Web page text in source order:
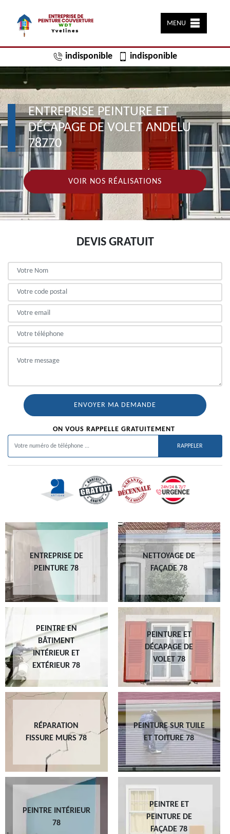
MENU
indisponible indisponible
ENTREPRISE PEINTURE ET
DÉCAPAGE DE VOLET ANDELU
78770
VOIR NOS RÉALISATIONS
DEVIS GRATUIT
ON VOUS RAPPELLE GRATUITEMENT
ENTREPRISE DE
PEINTURE 78
NETTOYAGE DE
FAÇADE 78
PEINTRE EN
BÂTIMENT
INTÉRIEUR ET
EXTÉRIEUR 78
PEINTURE ET
DÉCAPAGE DE
VOLET 78
RÉPARATION
FISSURE MURS 78
PEINTURE SUR TUILE
ET TOITURE 78
PEINTRE INTÉRIEUR
78
PEINTRE ET
PEINTURE DE
FAÇADE 78